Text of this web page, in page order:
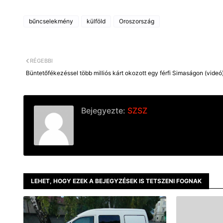
bűncselekmény külföld Oroszország
RÉGEBBI
Büntetőfékezéssel több milliós kárt okozott egy férfi Simaságon
Bejegyezte: SZSZ
LEHET, HOGY EZEK A BEJEGYZÉSEK IS TETSZENI FOGNAK